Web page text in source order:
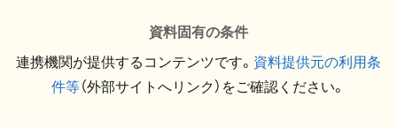
資料固有の条件
連携機関が提供するコンテンツです。 資料提供元の利用条
件等（外部サイトへリンク）をご確認ください。